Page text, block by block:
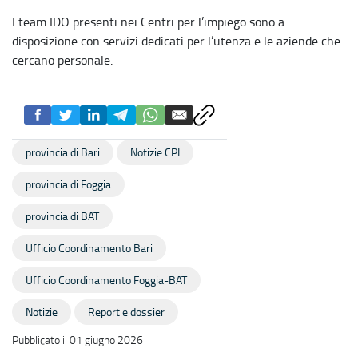
I team IDO presenti nei Centri per l’impiego sono a
disposizione con servizi dedicati per l’utenza e le aziende che
cercano personale.
provincia di Bari Notizie CPI
provincia di Foggia
provincia di BAT
Ufficio Coordinamento Bari
Ufficio Coordinamento Foggia-BAT
Notizie
Report e dossier
Pubblicato il 01 giugno 2026